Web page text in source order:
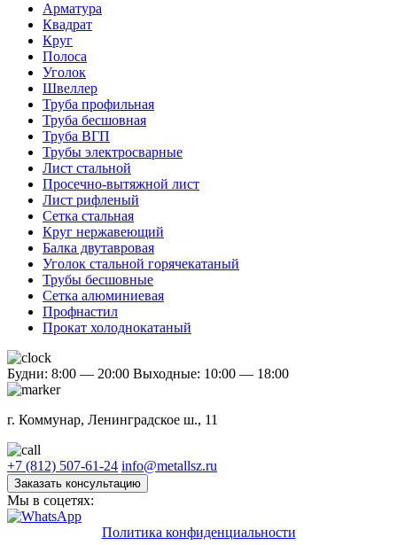
Арматура
Квадрат
Круг
Полоса
Уголок
Швеллер
Труба профильная
Труба бесшовная
Труба ВГП
Трубы электросварные
Лист стальной
Просечно-вытяжной лист
Лист рифленый
Сетка стальная
Круг нержавеющий
Балка двутавровая
Уголок стальной горячекатаный
Трубы бесшовные
Сетка алюминиевая
Профнастил
Прокат холоднокатаный
Будни: 8:00 — 20:00 Выходные: 10:00 — 18:00
г. Коммунар, Ленинградское ш., 11
+7 (812) 507-61-24 info@metallsz.ru
Заказать консультацию
Мы в соцетях:
Политика конфиденциальности